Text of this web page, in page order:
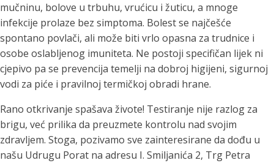
mučninu, bolove u trbuhu, vrućicu i žuticu, a mnoge
infekcije prolaze bez simptoma. Bolest se najčešće
spontano povlači, ali može biti vrlo opasna za trudnice i
osobe oslabljenog imuniteta. Ne postoji specifičan lijek ni
cjepivo pa se prevencija temelji na dobroj higijeni, sigurnoj
vodi za piće i pravilnoj termičkoj obradi hrane.
Rano otkrivanje spašava živote! Testiranje nije razlog za
brigu, već prilika da preuzmete kontrolu nad svojim
zdravljem. Stoga, pozivamo sve zainteresirane da dođu u
našu Udrugu Porat na adresu I. Smiljanića 2, Trg Petra